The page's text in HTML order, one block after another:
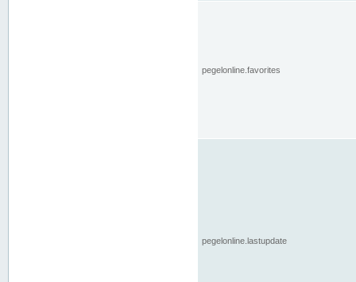
pegelonline.favorites
pegelonline.lastupdate